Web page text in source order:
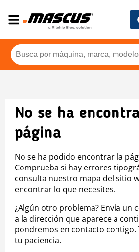
No se ha
página
No se ha podido encontrar la
Comprueba si hay errores
consulta nuestro mapa del sitio
encontrar lo que necesites.
¿Algún otro problema? Envía un
a la dirección que aparece a
pondremos en contacto contigo.
tu paciencia.